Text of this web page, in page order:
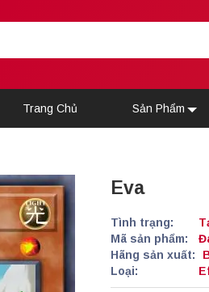
Trang Chủ Sản Phẩm
Eva
Tình trạng:
Mã sản phẩm:
Hãng sản xuất:
Loại: